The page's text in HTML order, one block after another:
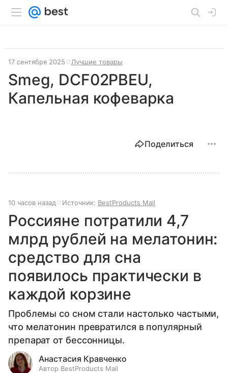
17 сентября 2025 Лучшие товары
Smeg, DCF02PBEU,
Капельная кофеварка
Поделиться
10 часов назад Источник: BestProducts Mail
Россияне потратили 4,7
млрд рублей на мелатонин:
средство для сна
появилось практически в
каждой корзине
Проблемы со сном стали настолько частыми,
что мелатонин превратился в популярный
препарат от бессонницы.
Анастасия Кравченко
Автор BestProducts Mail